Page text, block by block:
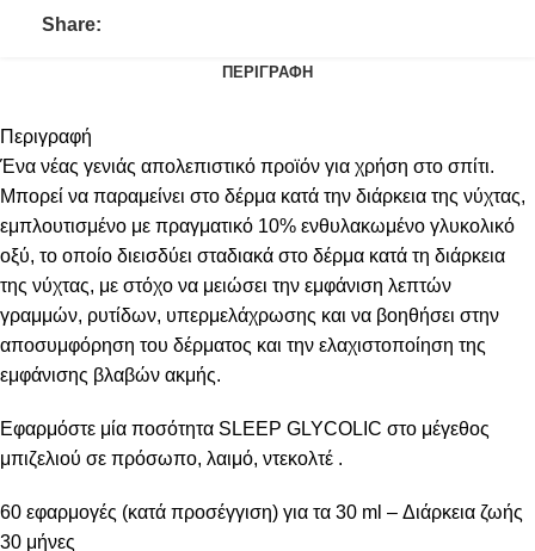
Share:
ΠΕΡΙΓΡΑΦΉ
Περιγραφή
Ένα νέας γενιάς απολεπιστικό προϊόν για χρήση στο σπίτι.
Μπορεί να παραμείνει στο δέρμα κατά την διάρκεια της νύχτας,
εμπλουτισμένο με πραγματικό 10% ενθυλακωμένο γλυκολικό
οξύ, το οποίο διεισδύει σταδιακά στο δέρμα κατά τη διάρκεια
της νύχτας, με στόχο να μειώσει την εμφάνιση λεπτών
γραμμών, ρυτίδων, υπερμελάχρωσης και να βοηθήσει στην
αποσυμφόρηση του δέρματος και την ελαχιστοποίηση της
εμφάνισης βλαβών ακμής.
Εφαρμόστε μία ποσότητα SLEEP GLYCOLIC στο μέγεθος
μπιζελιού σε πρόσωπο, λαιμό, ντεκολτέ .
60 εφαρμογές (κατά προσέγγιση) για τα 30 ml – Διάρκεια ζωής
30 μήνες